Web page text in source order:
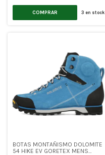
COMPRAR 3 en stock
BOTAS MONTAÑISMO DOLOMITE
54 HIKE EV GORETEX MENS